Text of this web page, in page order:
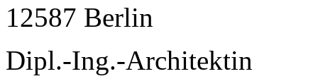
Dipl.-Ing.-Architektin